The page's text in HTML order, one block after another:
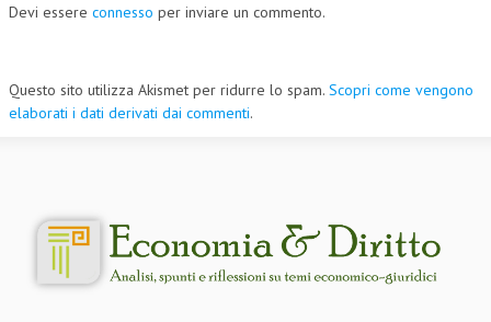
Devi essere connesso per inviare un commento.
Questo sito utilizza Akismet per ridurre lo spam. Scopri come vengono
elaborati i dati derivati dai commenti.